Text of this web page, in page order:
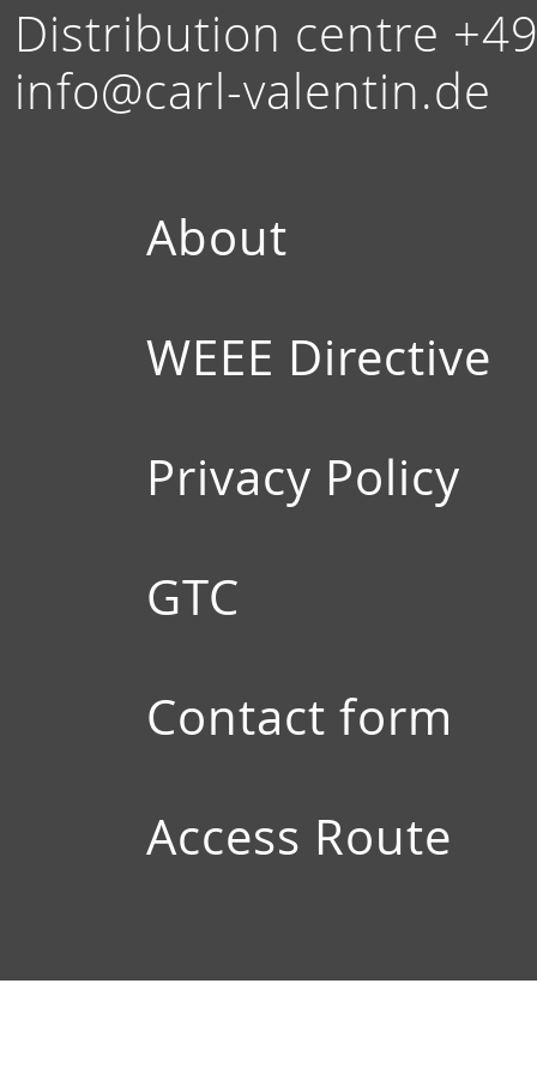
Distribution centre
info@carl-valentin.de
About
WEEE Directive
Privacy Policy
GTC
Contact form
Access Route